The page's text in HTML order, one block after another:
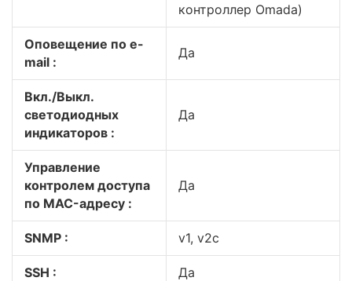
контроллер Omada)
Оповещение по e-
mail :
Да
Вкл./Выкл.
светодиодных
индикаторов :
Да
Управление
контролем доступа
по MAC-адресу :
Да
SNMP : v1, v2c
SSH : Да